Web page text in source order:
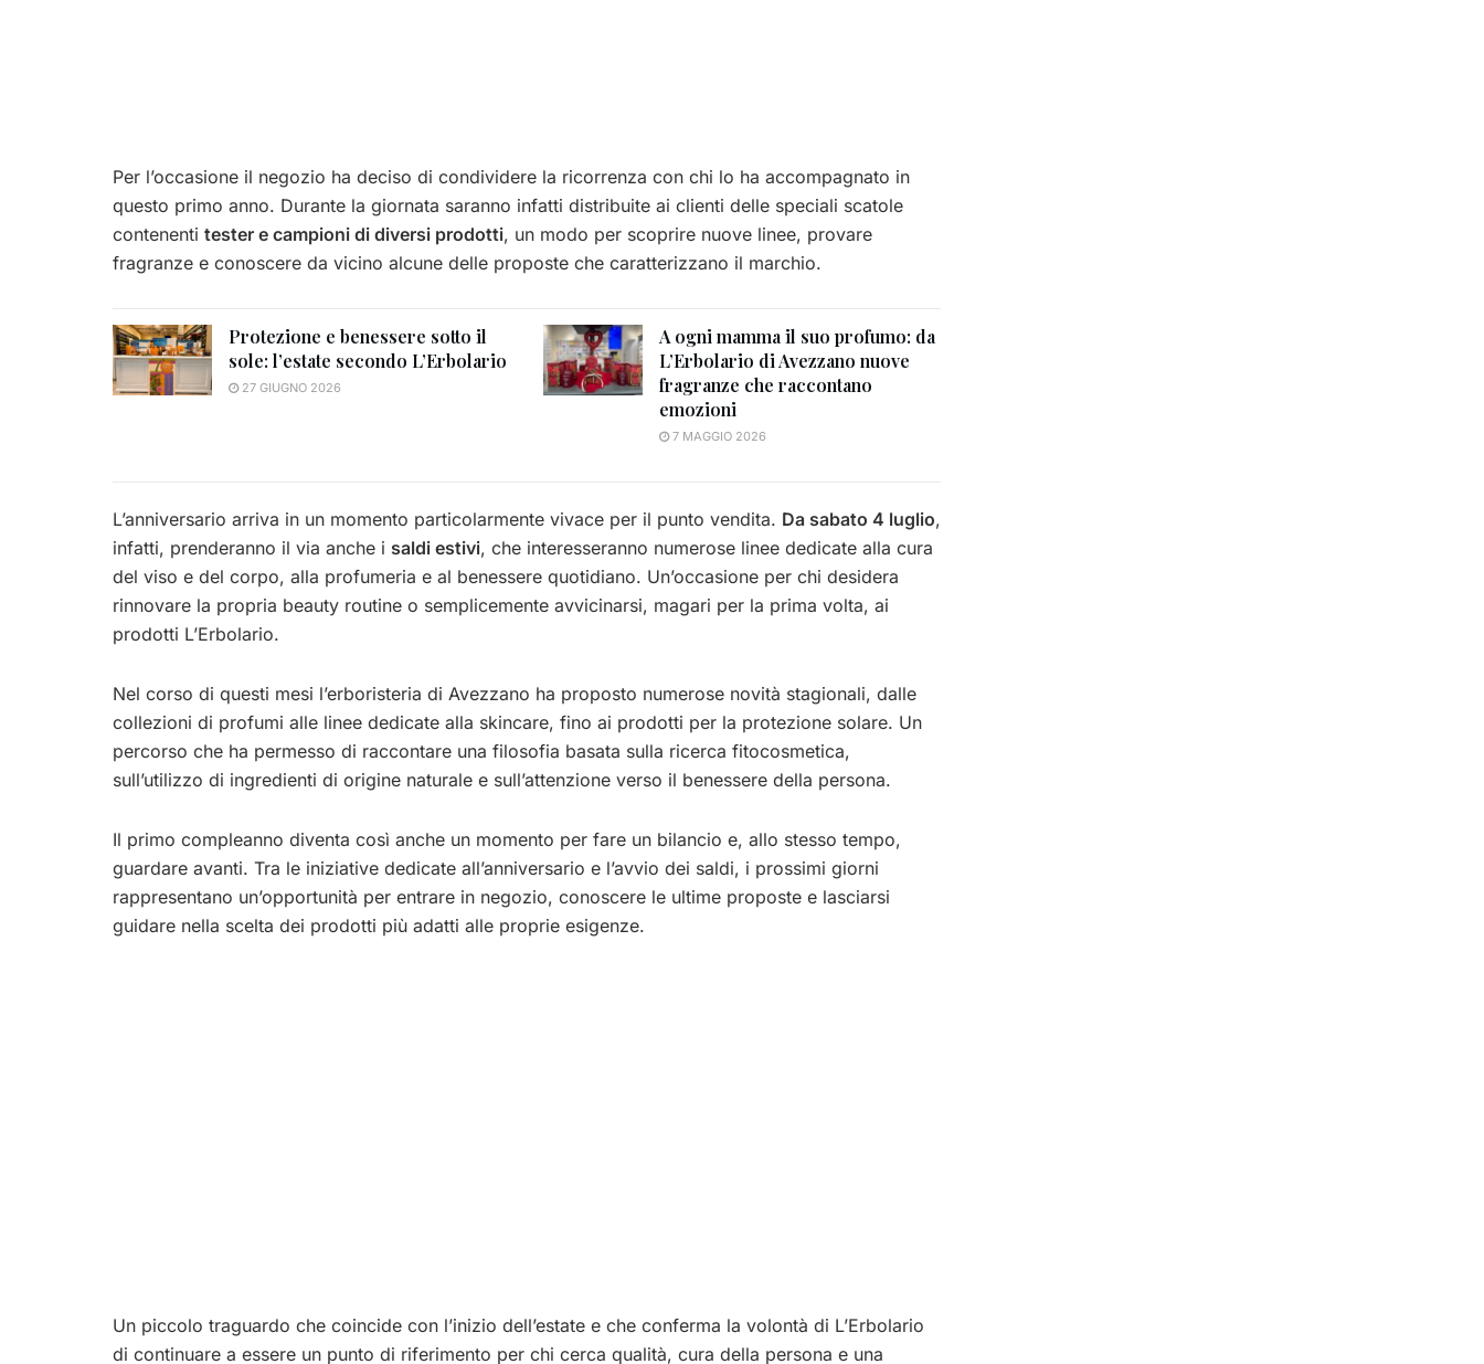
Per l’occasione il negozio ha deciso di condividere la ricorrenza con chi lo ha accompagnato in
questo primo anno. Durante la giornata saranno infatti distribuite ai clienti delle speciali scatole
contenenti tester e campioni di diversi prodotti, un modo per scoprire nuove linee, provare
fragranze e conoscere da vicino alcune delle proposte che caratterizzano il marchio.
Protezione e benessere sotto il
sole: l’estate secondo L’Erbolario
27 GIUGNO 2026
A ogni mamma il suo profumo: da
L’Erbolario di Avezzano nuove
fragranze che raccontano
emozioni
7 MAGGIO 2026
L’anniversario arriva in un momento particolarmente vivace per il punto vendita. Da sabato 4 luglio,
infatti, prenderanno il via anche i saldi estivi, che interesseranno numerose linee dedicate alla cura
del viso e del corpo, alla profumeria e al benessere quotidiano. Un’occasione per chi desidera
rinnovare la propria beauty routine o semplicemente avvicinarsi, magari per la prima volta, ai
prodotti L’Erbolario.
Nel corso di questi mesi l’erboristeria di Avezzano ha proposto numerose novità stagionali, dalle
collezioni di profumi alle linee dedicate alla skincare, fino ai prodotti per la protezione solare. Un
percorso che ha permesso di raccontare una filosofia basata sulla ricerca fitocosmetica,
sull’utilizzo di ingredienti di origine naturale e sull’attenzione verso il benessere della persona.
Il primo compleanno diventa così anche un momento per fare un bilancio e, allo stesso tempo,
guardare avanti. Tra le iniziative dedicate all’anniversario e l’avvio dei saldi, i prossimi giorni
rappresentano un’opportunità per entrare in negozio, conoscere le ultime proposte e lasciarsi
guidare nella scelta dei prodotti più adatti alle proprie esigenze.
Un piccolo traguardo che coincide con l’inizio dell’estate e che conferma la volontà di L’Erbolario
di continuare a essere un punto di riferimento per chi cerca qualità, cura della persona e una